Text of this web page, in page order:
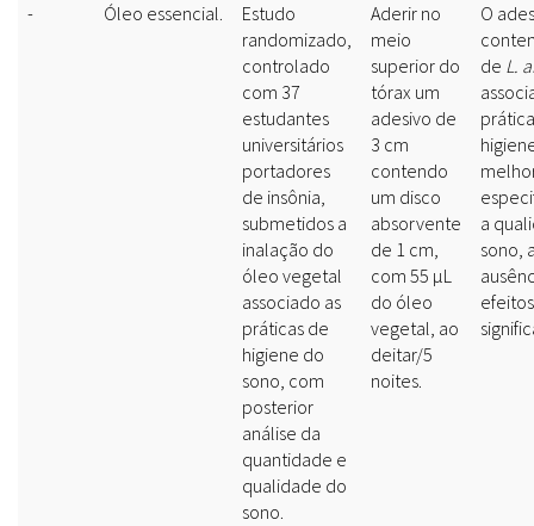
-
Óleo essencial.
Estudo
randomizado,
controlado
com 37
estudantes
universitários
portadores
de insônia,
submetidos a
inalação do
óleo vegetal
associado as
práticas de
higiene do
sono, com
posterior
análise da
quantidade e
qualidade do
sono.
Aderir no
meio
superior do
tórax um
adesivo de
3 cm
contendo
um disco
absorvente
de 1 cm,
com 55 μL
do óleo
vegetal, ao
deitar/5
noites.
O
de L.
a
sono,